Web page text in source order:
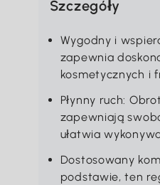
Szczegóły
Wygodny i
zapewnia
kosmetycznych i
Płynny ruch:
zapewniają
ułatwia
Dostosowany
podstawie, ten